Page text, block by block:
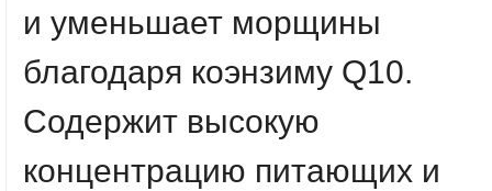
и уменьшает морщины
благодаря коэнзиму Q10.
Содержит высокую
концентрацию питающих и